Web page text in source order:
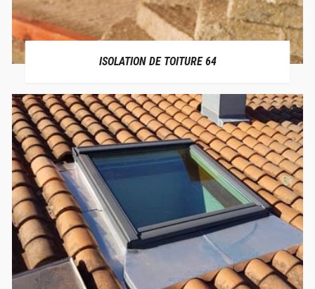
ISOLATION DE TOITURE 64